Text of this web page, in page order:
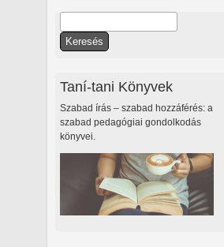
Keresés űrlap
Taní-tani Könyvek
Szabad írás – szabad hozzáférés: a
szabad pedagógiai gondolkodás
könyvei.